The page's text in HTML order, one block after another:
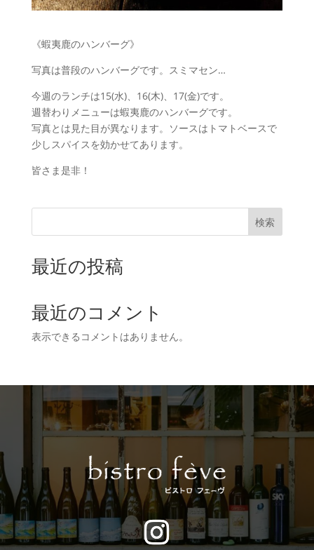
《蝦夷鹿のハンバーグ》
写真は普段のハンバーグです。スミマセン…
今週のランチは15(水)、16(木)、17(金)です。
週替わりメニューは蝦夷鹿のハンバーグです。
写真とは見た目が異なります。ソースはトマトベースで
少しスパイスを効かせてあります。
皆さま是非！
検索
最近の投稿
最近のコメント
表示できるコメントはありません。